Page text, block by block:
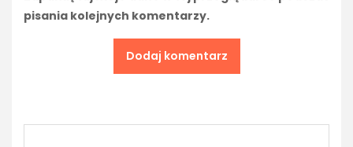
pisania kolejnych komentarzy.